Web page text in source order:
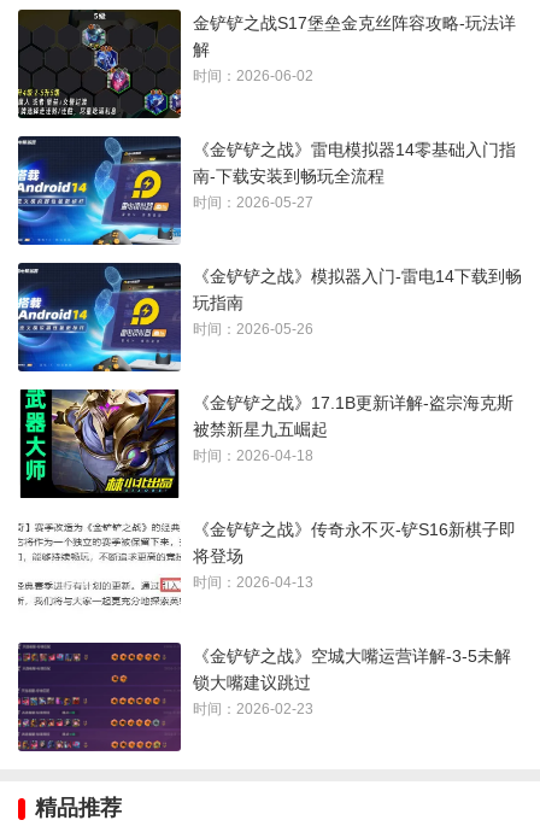
星，则变成4星。
3、 哥斯拉坦克：获得20%最大生命值并且体型变大。在15秒
后，将所有敌人眩1.5秒。
4、 最大活力：战斗开始时，获得35永久生命值。该弈子每存活
10秒，获得额外的10永久生命值。
四、强化符文
专属海克斯完美强化必选，其余选择战力类最佳。
五、核心装备推荐
1、扎克：法爆、正义之手、大天使
2、奎桑提：狂徒、日炎、冰甲
3、韦鲁斯：无尽、轻语、青龙刀
金铲铲之战S17堡垒金克丝阵容攻略-玩法详
解
时间：2026-06-02
《金铲铲之战》雷电模拟器14零基础入门指
南-下载安装到畅玩全流程
时间：2026-05-27
《金铲铲之战》模拟器入门-雷电14下载到畅
玩指南
时间：2026-05-26
《金铲铲之战》17.1B更新详解-盗宗海克斯
被禁新星九五崛起
时间：2026-04-18
《金铲铲之战》传奇永不灭-铲S16新棋子即
将登场
时间：2026-04-13
《金铲铲之战》空城大嘴运营详解-3-5未解
锁大嘴建议跳过
时间：2026-02-23
精品推荐